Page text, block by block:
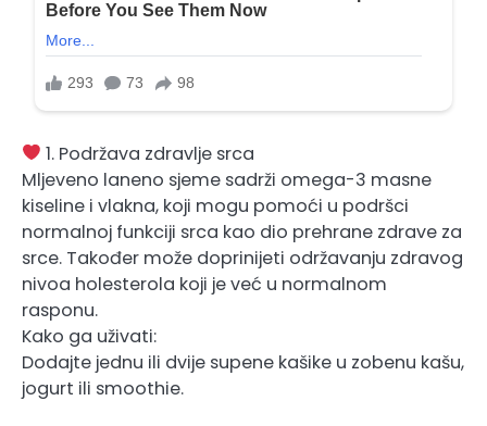
1. Podržava zdravlje srca
Mljeveno laneno sjeme sadrži omega-3 masne
kiseline i vlakna, koji mogu pomoći u podršci
normalnoj funkciji srca kao dio prehrane zdrave za
srce. Također može doprinijeti održavanju zdravog
nivoa holesterola koji je već u normalnom
rasponu.
Kako ga uživati:
Dodajte jednu ili dvije supene kašike u zobenu kašu,
jogurt ili smoothie.